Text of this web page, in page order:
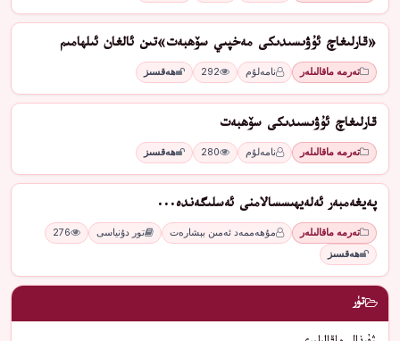
«قارلىغاچ ئۇۋىسىدىكى مەخپىي سۆھبەت»تىن ئالغان ئىلھامىم
تەرمە ماقالىلەر نامەلۇم 292 ھەقسىز
قارلىغاچ ئۇۋىسىدىكى سۆھبەت
تەرمە ماقالىلەر نامەلۇم 280 ھەقسىز
پەيغەمبەر ئەلەيھىسسالامنى ئەسلىگەندە...
تەرمە ماقالىلەر مۇھەممەد ئەمىن بېشارەت تور دۇنياسى
276
ھەقسىز
تۈر